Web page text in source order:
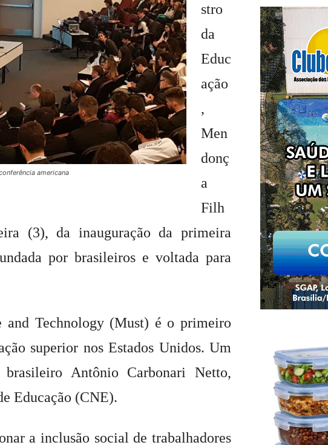
americana
stro
da
Educ
ação
,
Men
donç
a
Filh
(3), da inauguração da primeira
por brasileiros e voltada para
Technology (Must) é o primeiro
superior nos Estados Unidos. Um
Antônio Carbonari Netto,
Educação (CNE).
a inclusão social de trabalhadores